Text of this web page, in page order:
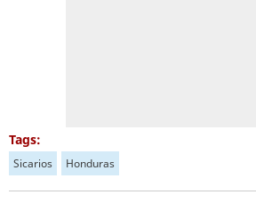
Tags:
Sicarios Honduras